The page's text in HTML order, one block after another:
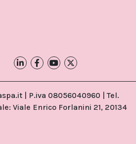
| P.iva 08056040960 | Tel.
Viale Enrico Forlanini 21, 20134